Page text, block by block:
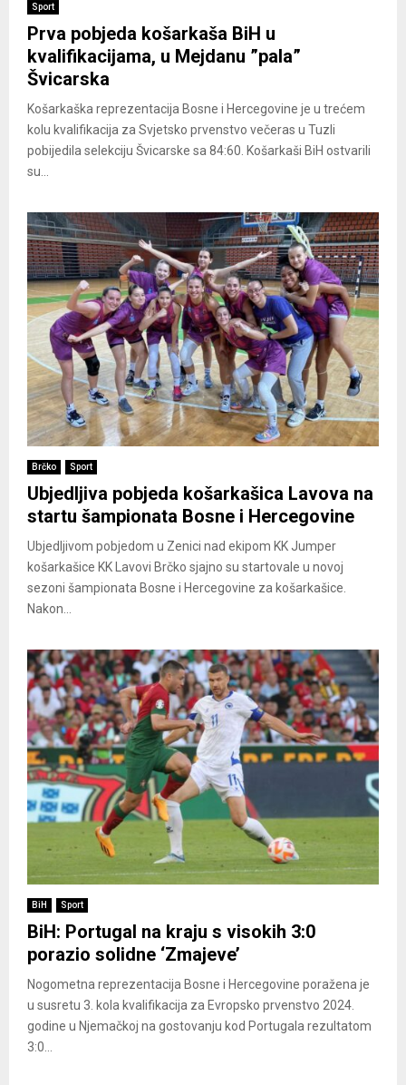
Sport
Prva pobjeda košarkaša BiH u
kvalifikacijama, u Mejdanu ”pala”
Švicarska
Košarkaška reprezentacija Bosne i Hercegovine je u trećem
kolu kvalifikacija za Svjetsko prvenstvo večeras u Tuzli
pobijedila selekciju Švicarske sa 84:60. Košarkaši BiH ostvarili
su...
Brčko Sport
Ubjedljiva pobjeda košarkašica Lavova na
startu šampionata Bosne i Hercegovine
Ubjedljivom pobjedom u Zenici nad ekipom KK Jumper
košarkašice KK Lavovi Brčko sjajno su startovale u novoj
sezoni šampionata Bosne i Hercegovine za košarkašice.
Nakon...
BiH Sport
BiH: Portugal na kraju s visokih 3:0
porazio solidne ‘Zmajeve’
Nogometna reprezentacija Bosne i Hercegovine poražena je
u susretu 3. kola kvalifikacija za Evropsko prvenstvo 2024.
godine u Njemačkoj na gostovanju kod Portugala rezultatom
3:0...